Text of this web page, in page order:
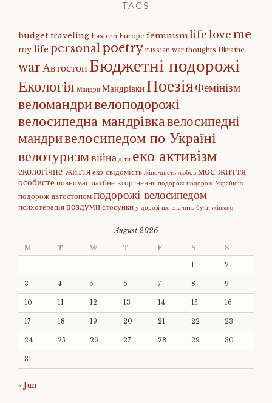
TAGS
budget traveling Eastern Europe feminismlife love me
my life personalpoetry russian war thoughts Ukraine
warАвтостопБюджетні подорожі
Екологія Мандри МандрівкиПоезіяФемінізм
веломандривелоподорожі
велосипедна мандрівкавелосипедні
мандривелосипедом по Україні
велотуризмвійна діти еко активізм
екологічне життяеко свідомість жіночність любов моє життя
особисте повномасшатбне вторгнення подорож подорож Україною
подорож автостопомподорожі велосипедом
психотерапіяроздумистосунки у дорозі що значить бути жінкою
August 2026
M T W T F S S
1 2
3 4 5 6 7 8 9
10 11 12 13 14 15 16
17 18 19 20 21 22 23
24 25 26 27 28 29 30
31
« Jun